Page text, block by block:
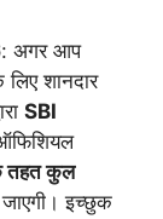
: अगर आप
शानदार
SBI
तहत कुल
इच्छुक